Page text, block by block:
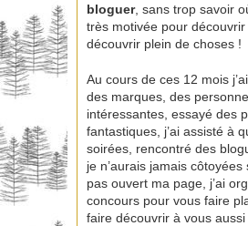
bloguer, sans trop savoir
très motivée pour
découvrir plein de choses !
Au cours de ces 12 mois
des marques, des
intéressantes, essayé des
fantastiques, j’ai assisté à
soirées, rencontré des
je n’aurais jamais côtoyées
pas ouvert ma page, j’ai
concours pour vous faire
faire découvrir à vous